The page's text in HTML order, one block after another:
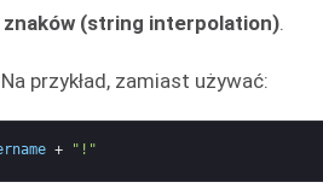
(string interpolation)
przykład, zamiast używać:
+ "!"